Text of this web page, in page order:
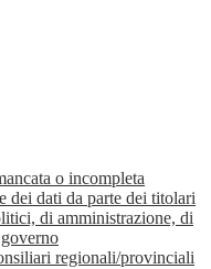
o incompleta
dei dati da parte dei titolari
di amministrazione, di
regionali/provinciali